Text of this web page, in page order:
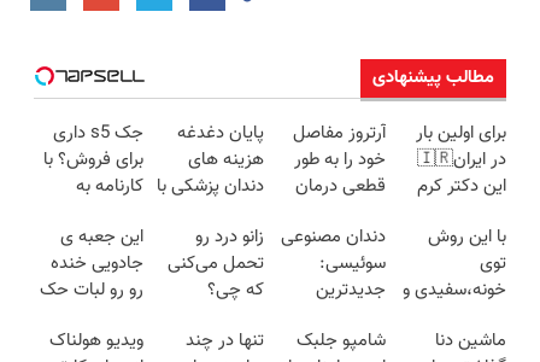
مطالب پیشنهادی
برای اولین بار
در ایران🇮🇷
این دکتر کرم
روزه ساخت!
آرتروز مفاصل
خود را به طور
قطعی درمان
◗پرسش‌نامه◖
پایان دغدغه
هزینه های
دندان پزشکی با
کننده خانگی
جک s5 داری
برای فروش؟ با
کارنامه به
بفروش!
با این روش
توی
خونه،سفیدی و
برگردون
دندان مصنوعی
سوئیسی:
جدیدترین
سبک و مقاوم |
زانو درد رو
تحمل می‌کنی
که چی؟
همین‌جاست!
این جعبه ی
جادویی خنده
رو رو لبات حک
خرید40%تخفیف
ماشین دنا
شامپو جلبک
تنها در چند
ویدیو هولناک